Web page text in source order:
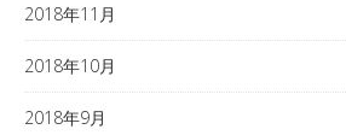
2018年11月
2018年10月
2018年9月